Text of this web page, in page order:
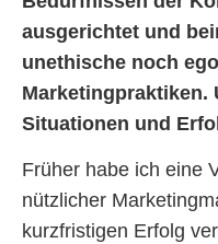
ausgerichtet und
unethische noch
Marketingpraktiken.
Situationen und
Früher habe ich eine
nützlicher
kurzfristigen Erfolg